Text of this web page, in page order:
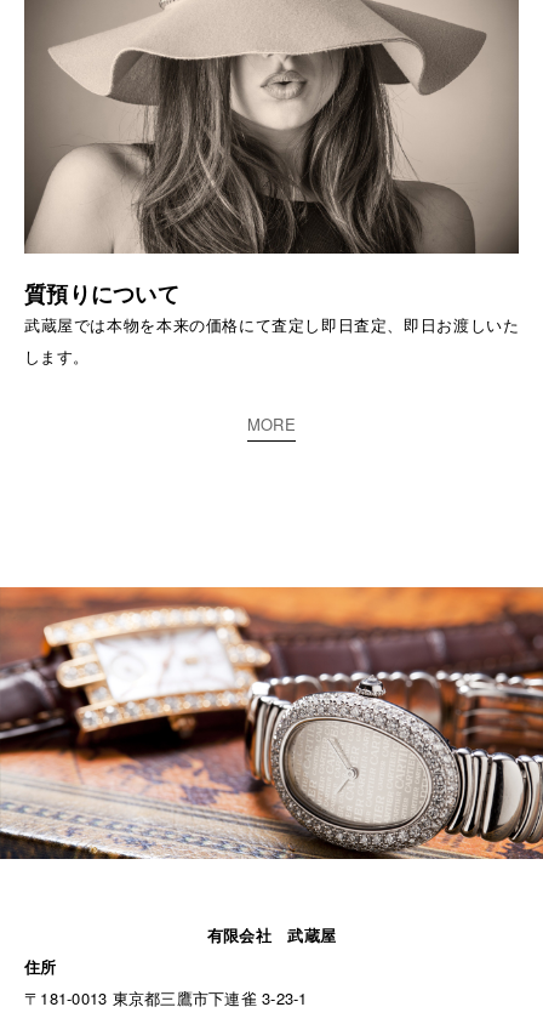
質預りについて
武蔵屋では本物を本来の価格にて査定し即日査定、即日お渡しいた
します。
MORE
有限会社 武蔵屋
住所
〒181-0013 東京都三鷹市下連雀 3-23-1